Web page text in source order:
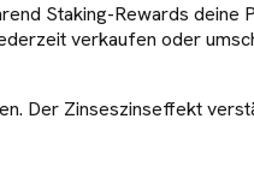
Staking-Rewards deine
verkaufen oder
Der Zinseszinseffekt